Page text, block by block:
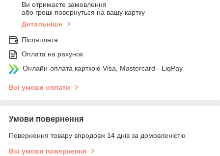
Ви отримаєте замовлення
або гроші повернуться на вашу картку
Детальніше
Післяплата
Оплата на рахунок
Онлайн-оплата карткою Visa, Mastercard - LiqPay
Всі умови оплати
Умови повернення
Повернення товару впродовж 14 днів за домовленістю
Всі умови повернення